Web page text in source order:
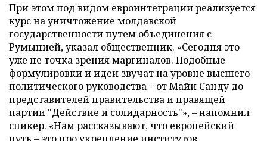
При этом под видом евроинтеграции реализуется
курс на уничтожение молдавской
государственности путем объединения с
Румынией, указал общественник. «Сегодня это
уже не точка зрения маргиналов. Подобные
формулировки и идеи звучат на уровне высшего
политического руководства – от Майи Санду до
представителей правительства и правящей
партии "Действие и солидарность"», – напомнил
спикер. «Нам рассказывают, что европейский